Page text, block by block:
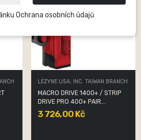
LEZYNE USA, INC. TAIWAN BRANCH
MACRO DRIVE 1400+ / STRIP
DRIVE PRO 400+ PAIR...
3 726,00 Kč
Ochrana osobních údajů